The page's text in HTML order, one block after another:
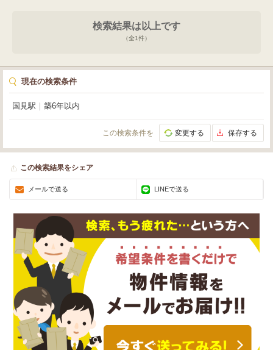
スも安心です。新しいスタートにふさわしい、洗練されたオフィスで、あなた
のビジネスを大きく飛躍させませんか？ぜひ一度、現地でこの魅力的な空間を
検索結果は以上です
（全1件）
現在の検索条件
国見駅 築6年以内
この検索条件を 変更する 保存する
この検索結果をシェア
メールで送る LINEで送る